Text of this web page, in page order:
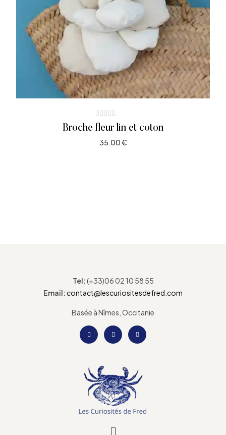
Broche fleur lin et coton
35.00€
Tel:(+33)06 02 10 58 55
Email:contact@lescuriositesdefred.com
Basée à Nîmes, Occitanie